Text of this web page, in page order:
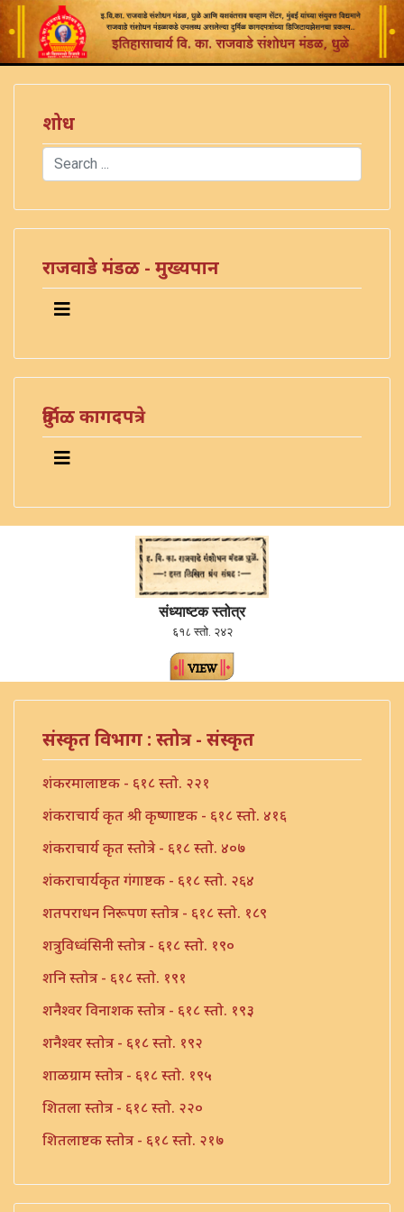
शोध
Search
राजवाडे मंडळ - मुख्यपान
दुर्मिळ कागदपत्रे
संध्याष्टक स्तोत्र
६१८ स्तो. २४२
संस्कृत विभाग : स्तोत्र - संस्कृत
शंकरमालाष्टक - ६१८ स्तो. २२१
शंकराचार्य कृत श्री कृष्णाष्टक - ६१८ स्तो. ४१६
शंकराचार्य कृत स्तोत्रे - ६१८ स्तो. ४०७
शंकराचार्यकृत गंगाष्टक - ६१८ स्तो. २६४
शतपराधन निरूपण स्तोत्र - ६१८ स्तो. १८९
शत्रुविध्वंसिनी स्तोत्र - ६१८ स्तो. १९०
शनि स्तोत्र - ६१८ स्तो. १९१
शनैश्वर विनाशक स्तोत्र - ६१८ स्तो. १९३
शनैश्वर स्तोत्र - ६१८ स्तो. १९२
शाळग्राम स्तोत्र - ६१८ स्तो. १९५
शितला स्तोत्र - ६१८ स्तो. २२०
शितलाष्टक स्तोत्र - ६१८ स्तो. २१७
शिव नामावली - ६१८ स्तो. ३९०